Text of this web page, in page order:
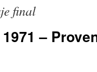
final
–